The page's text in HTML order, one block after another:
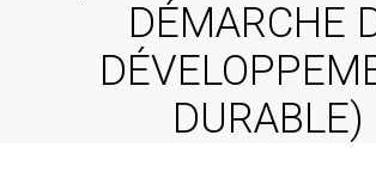
DÉMARCHE
DURABLE)